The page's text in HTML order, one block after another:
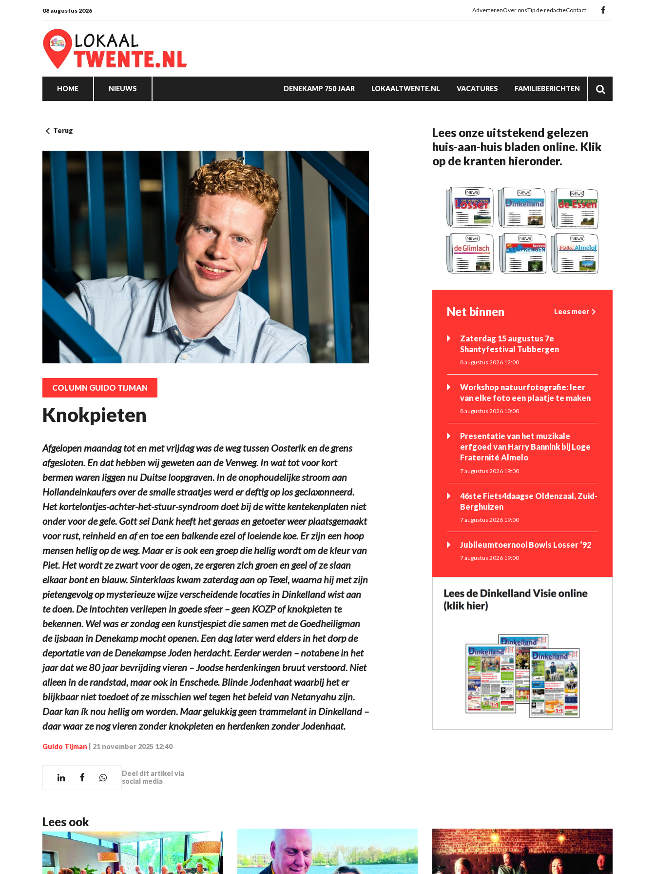
08 augustus 2026 AdverterenOver onsTip de redactieContact
HOME NIEUWS DENEKAMP 750 JAAR LOKAALTWENTE.NL VACATURES FAMILIEBERICHTEN
Terug
COLUMN GUIDO TIJMAN
Knokpieten
Afgelopen maandag tot en met vrijdag was de weg tussen Oosterik en de grens
afgesloten. En dat hebben wij geweten aan de Venweg. In wat tot voor kort
bermen waren liggen nu Duitse loopgraven. In de onophoudelijke stroom aan
Hollandeinkaufers over de smalle straatjes werd er deftig op los geclaxonneerd.
Het kortelontjes-achter-het-stuur-syndroom doet bij de witte kentekenplaten niet
onder voor de gele. Gott sei Dank heeft het geraas en getoeter weer plaatsgemaakt
voor rust, reinheid en af en toe een balkende ezel of loeiende koe. Er zijn een hoop
mensen hellig op de weg. Maar er is ook een groep die hellig wordt om de kleur van
Piet. Het wordt ze zwart voor de ogen, ze ergeren zich groen en geel of ze slaan
elkaar bont en blauw. Sinterklaas kwam zaterdag aan op Texel, waarna hij met zijn
pietengevolg op mysterieuze wijze verscheidende locaties in Dinkelland wist aan
te doen. De intochten verliepen in goede sfeer – geen KOZP of knokpieten te
bekennen. Wel was er zondag een kunstjespiet die samen met de Goedheiligman
de ijsbaan in Denekamp mocht openen. Een dag later werd elders in het dorp de
deportatie van de Denekampse Joden herdacht. Eerder werden – notabene in het
jaar dat we 80 jaar bevrijding vieren – Joodse herdenkingen bruut verstoord. Niet
alleen in de randstad, maar ook in Enschede. Blinde Jodenhaat waarbij het er
blijkbaar niet toedoet of ze misschien wel tegen het beleid van Netanyahu zijn.
Daar kan ík nou hellig om worden. Maar gelukkig geen trammelant in Dinkelland –
daar waar ze nog vieren zonder knokpieten en herdenken zonder Jodenhaat.
Guido Tijman 21 november 2025 12:40
Deel dit artikel via
social media
Lees onze uitstekend gelezen
huis-aan-huis bladen online. Klik
op de kranten hieronder.
Net binnen Lees meer
Zaterdag 15 augustus 7e
Shantyfestival Tubbergen
8 augustus 2026 12:00
Workshop natuurfotografie: leer
van elke foto een plaatje te maken
8 augustus 2026 10:00
Presentatie van het muzikale
erfgoed van Harry Bannink bij Loge
Fraternité Almelo
7 augustus 2026 19:00
46ste Fiets4daagse Oldenzaal, Zuid-
Berghuizen
7 augustus 2026 19:00
Jubileumtoernooi Bowls Losser ‘92
7 augustus 2026 19:00
Lees ook